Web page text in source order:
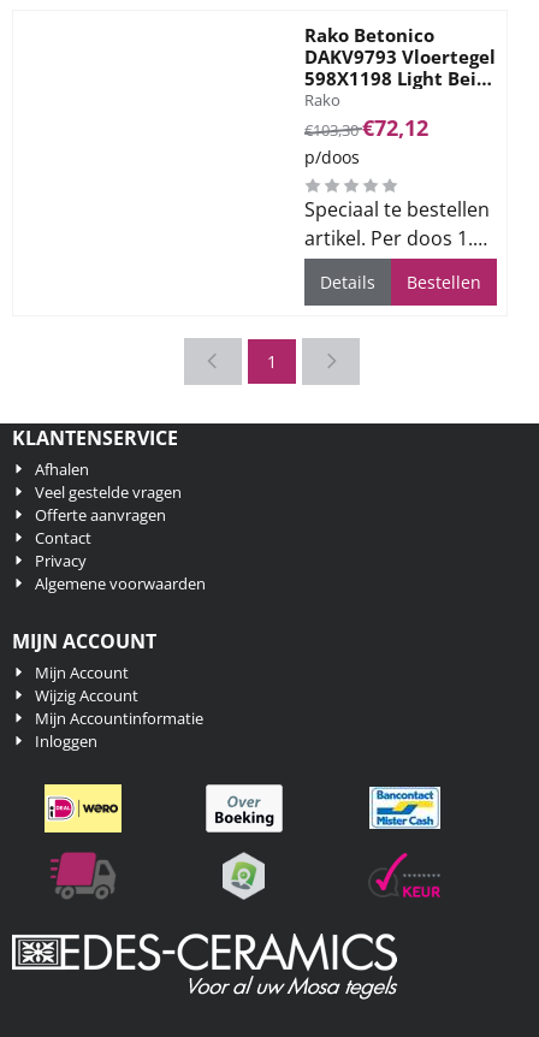
Rako Betonico
DAKV9793 Vloertegel
598X1198 Light Beige
9mm Mat Ret.R10
Merk:
Rako
Van 103,30 voor 72,12
€103,30€72,12
p/doos
Speciaal te bestellen
artikel. Per doos 1.44
m2. Levertijd ca. 3
weken
Details Bestellen
1
KLANTENSERVICE
Afhalen
Veel gestelde vragen
Offerte aanvragen
Contact
Privacy
Algemene voorwaarden
MIJN ACCOUNT
Mijn Account
Wijzig Account
Mijn Accountinformatie
Inloggen